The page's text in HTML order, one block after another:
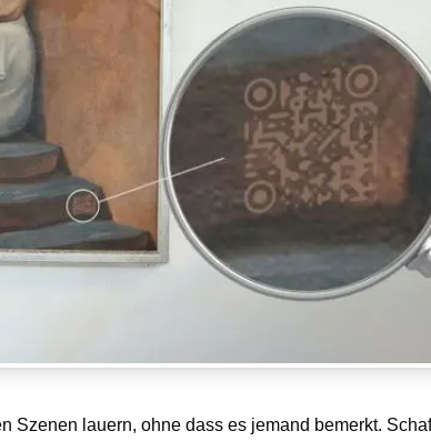
Szenen lauern, ohne dass es jemand bemerkt.